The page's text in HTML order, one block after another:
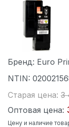
Бренд: Euro
NTIN:
Старая цена: 3
Оптовая цена:
Цену и наличие